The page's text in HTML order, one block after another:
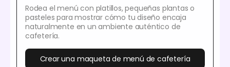
Rodea el menú con platillos, pequeñas plantas o
pasteles para mostrar cómo tu diseño encaja
naturalmente en un ambiente auténtico de
cafetería.
Crear una maqueta de menú de cafetería